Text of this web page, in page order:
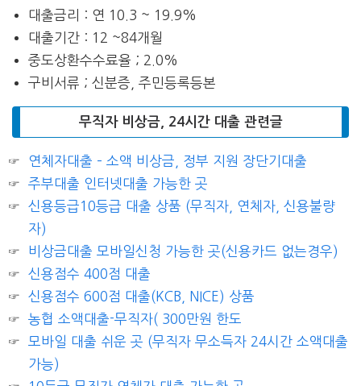
대출금리 : 연 10.3 ~ 19.9%
대출기간 : 12 ~84개월
중도상환수수료율 ; 2.0%
구비서류 ; 신분증, 주민등록등본
무직자 비상금, 24시간 대출 관련글
연체자대출 – 소액 비상금, 정부 지원 장단기대출
주부대출 인터넷대출 가능한 곳
신용등급10등급 대출 상품 (무직자, 연체자, 신용불량
자)
비상금대출 모바일신청 가능한 곳(신용카드 없는경우)
신용점수 400점 대출
신용점수 600점 대출(KCB, NICE) 상품
농협 소액대출-무직자( 300만원 한도
모바일 대출 쉬운 곳 (무직자 무소득자 24시간 소액대출
가능)